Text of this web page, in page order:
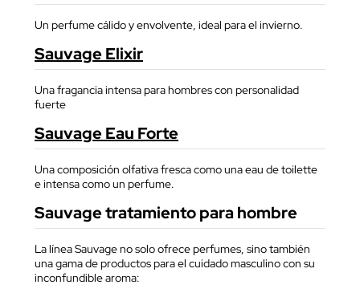
Un perfume cálido y envolvente, ideal para el invierno.
Sauvage Elixir
Una fragancia intensa para hombres con personalidad
fuerte
Sauvage Eau Forte
Una composición olfativa fresca como una eau de toilette
e intensa como un perfume.
Sauvage tratamiento para hombre
La línea Sauvage no solo ofrece perfumes, sino también
una gama de productos para el cuidado masculino con su
inconfundible aroma: